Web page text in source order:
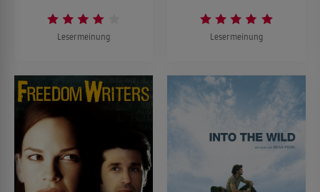
Lesermeinung Lesermeinung